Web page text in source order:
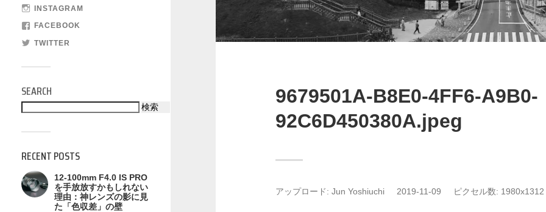
INSTAGRAM
FACEBOOK
TWITTER
SEARCH
検索
RECENT POSTS
12-100mm F4.0 IS PRO
を手放放すかもしれない
理由：神レンズの影に見
た「色収差」の壁
9679501A-B8E0-4FF6-A9B0-
92C6D450380A.jpeg
アップロード: Jun Yoshiuchi 2019-11-09 ピクセル数: 1980x1312